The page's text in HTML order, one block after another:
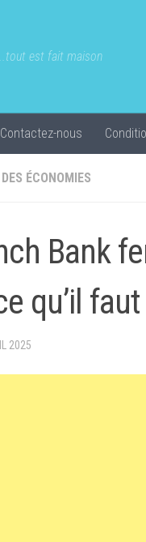
est fait maison
Contactez-nous
ÉCONOMIES
Bank
qu’il
2025